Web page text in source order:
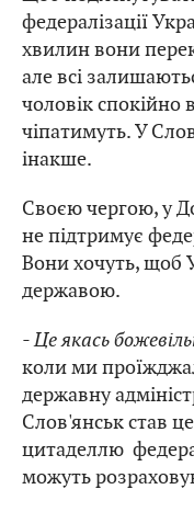
федералізації
хвилин вони
але всі
чоловік спокійно
чіпатимуть. У
інакше.
Своєю чергою, у
не підтримує
Вони хочуть, щоб
державою.
- Це якась
коли ми
державну
Слов'янськ став
цитаделлю
можуть